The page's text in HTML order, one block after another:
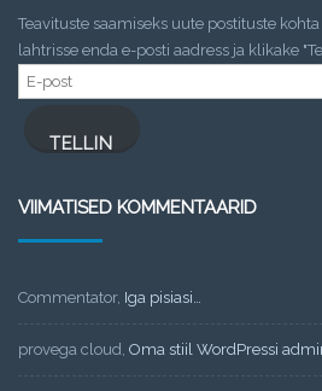
Teavituste saamiseks uute postituste
lahtrisse enda e-posti aadress ja klikake
E-
post
TELLIN
VIIMATISED KOMMENTAARID
Commentator, Iga pisiasi…
provega cloud, Oma stiil WordPressi